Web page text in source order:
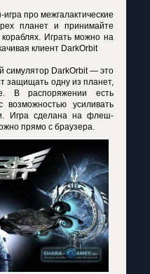
про межгалактические
планет и принимайте
Играть можно на
клиент DarkOrbit
симулятор DarkOrbit — это
защищать одну из планет,
В распоряжении есть
возможностью усиливать
Игра сделана на флеш-
прямо с браузера.